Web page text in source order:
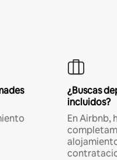
¿Buscas
incluidos?
En Airbnb,